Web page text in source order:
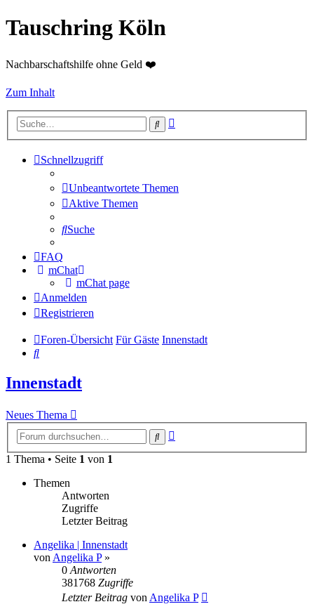
Tauschring Köln
Nachbarschaftshilfe ohne Geld ❤️
Zum Inhalt
Suche
Schnellzugriff
Unbeantwortete Themen
Aktive Themen
Suche
FAQ
mChat
mChat page
Anmelden
Registrieren
Foren-Übersicht Für Gäste Innenstadt
Suche
Innenstadt
Neues Thema
Suche
1 Thema • Seite 1 von 1
Themen
Antworten
Zugriffe
Letzter Beitrag
Angelika | Innenstadt
von Angelika P»
0 Antworten
381768 Zugriffe
Letzter Beitrag von Angelika P